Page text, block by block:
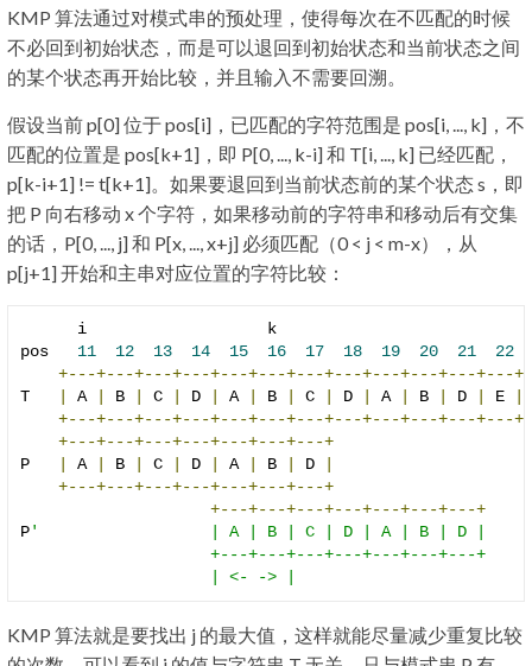
KMP 算法通过对模式串的预处理，使得每次在不匹配的时候
不必回到初始状态，而是可以退回到初始状态和当前状态之间
的某个状态再开始比较，并且输入不需要回溯。
假设当前 p[0] 位于 pos[i]，已匹配的字符范围是 pos[i, ..., k]，不
匹配的位置是 pos[k+1]，即 P[0, ..., k-i] 和 T[i, ..., k] 已经匹配，
p[k-i+1] != t[k+1]。如果要退回到当前状态前的某个状态 s，即
把 P 向右移动 x 个字符，如果移动前的字符串和移动后有交集
的话，P[0, ..., j] 和 P[x, ..., x+j] 必须匹配（0 < j < m-x），从
p[j+1] 开始和主串对应位置的字符比较：
      i                   k
pos 11 12 13 14 15 16 17 18 19 20 21
22
+---+---+---+---+---+---+---+---+---+---+---+---+
T
A B C D A B C D A B D E
+---+---+---+---+---+---+---+---+---+---+---+---+
+---+---+---+---+---+---+---+
P
A B C D A B D
+---+---+---+---+---+---+---+
+---+---+---+---+---+---+---+
P'                  | A | B | C | D | A | B | D |
                    +---+---+---+---+---+---+---+
                    | <- -> |
KMP 算法就是要找出 j 的最大值，这样就能尽量减少重复比较